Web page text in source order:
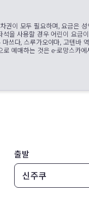
권이 모두 필요하며, 요금은
석을 사용할 경우 어린이 요금
마쓰다, 스루가오야마, 고텐바
로 예매하는 것은 e-로망스카
출발